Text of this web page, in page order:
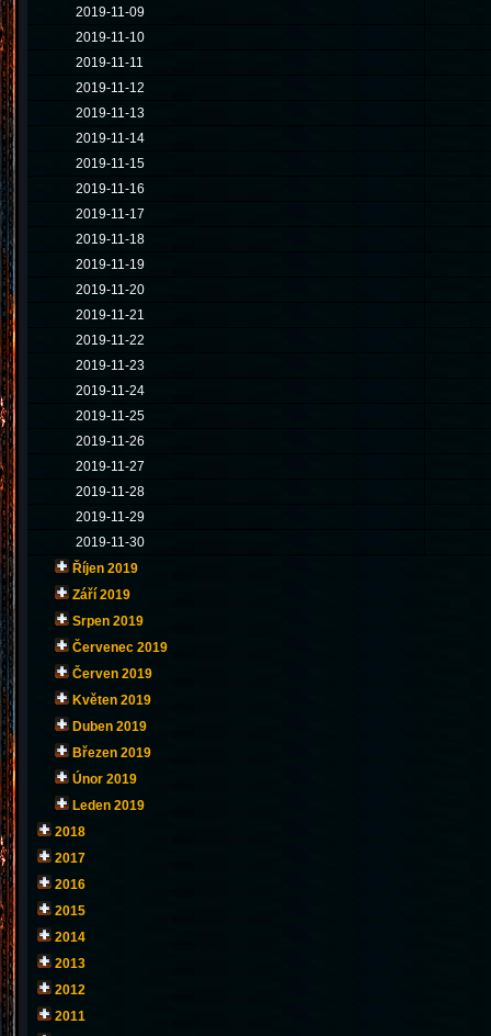
2019-11-09
2019-11-10
2019-11-11
2019-11-12
2019-11-13
2019-11-14
2019-11-15
2019-11-16
2019-11-17
2019-11-18
2019-11-19
2019-11-20
2019-11-21
2019-11-22
2019-11-23
2019-11-24
2019-11-25
2019-11-26
2019-11-27
2019-11-28
2019-11-29
2019-11-30
Říjen 2019
Září 2019
Srpen 2019
Červenec 2019
Červen 2019
Květen 2019
Duben 2019
Březen 2019
Únor 2019
Leden 2019
2018
2017
2016
2015
2014
2013
2012
2011